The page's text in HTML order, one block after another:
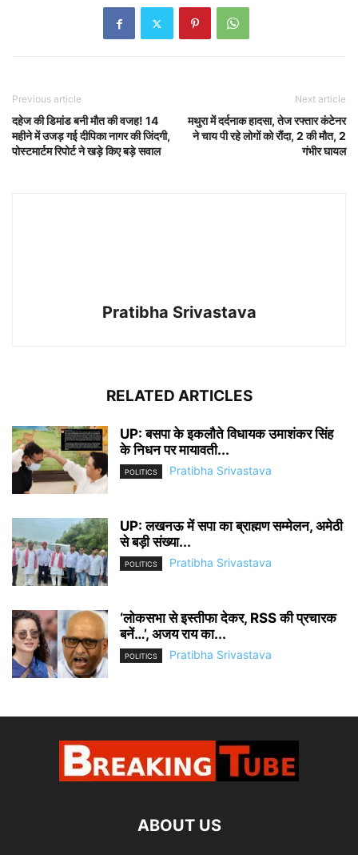
Previous article
दहेज की डिमांड बनी मौत की वजह! 14
महीने में उजड़ गई दीपिका नागर की जिंदगी,
पोस्टमार्टम रिपोर्ट ने खड़े किए बड़े सवाल
Next article
मथुरा में दर्दनाक हादसा, तेज रफ्तार कंटेनर
ने चाय पी रहे लोगों को रौंदा, 2 की मौत, 2
गंभीर घायल
Pratibha Srivastava
RELATED ARTICLES
UP: बसपा के इकलौते विधायक उमाशंकर सिंह
के निधन पर मायावती...
POLITICS Pratibha Srivastava
UP: लखनऊ में सपा का ब्राह्मण सम्मेलन, अमेठी
से बड़ी संख्या...
POLITICS Pratibha Srivastava
‘लोकसभा से इस्तीफा देकर, RSS की प्रचारक
बनें…’, अजय राय का...
POLITICS Pratibha Srivastava
ABOUT US